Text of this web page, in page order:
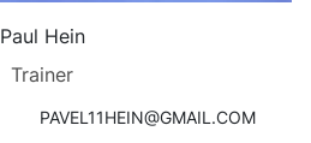
Paul Hein
Trainer
PAVEL11HEIN@GMAIL.COM